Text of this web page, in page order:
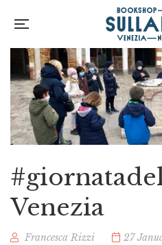
Venezia
Francesca Rizzi 27